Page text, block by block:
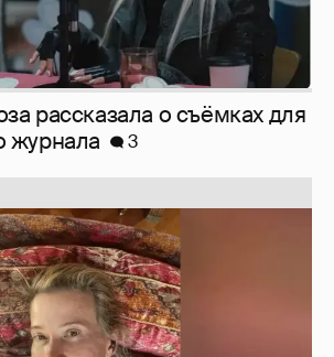
выложила селфи без